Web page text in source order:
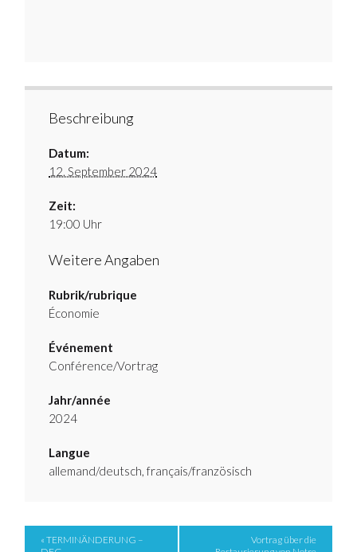
Beschreibung
Datum:
12. September 2024
Zeit:
19:00 Uhr
Weitere Angaben
Rubrik/rubrique
Économie
Événement
Conférence/Vortrag
Jahr/année
2024
Langue
allemand/deutsch, français/französisch
Event
« TERMINÄNDERUNG –
Vortrag über die